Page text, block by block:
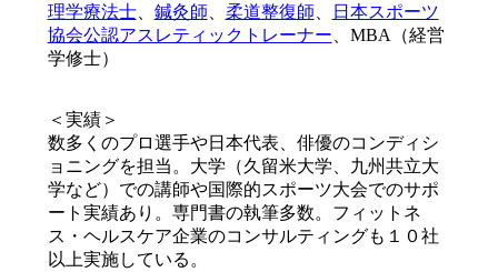
理学療法士、 鍼灸師 柔道整復師
日本スポーツ
協会公認アスレティックトレーナー 、MBA（経営
学修士）
＜実績＞
数多くのプロ選手や日本代表、俳優のコンディシ
ョニングを担当。大学（久留米大学、九州共立大
学など）での講師や国際的スポーツ大会でのサポ
ート実績あり。専門書の執筆多数。フィットネ
ス・ヘルスケア企業のコンサルティングも１０社
以上実施している。